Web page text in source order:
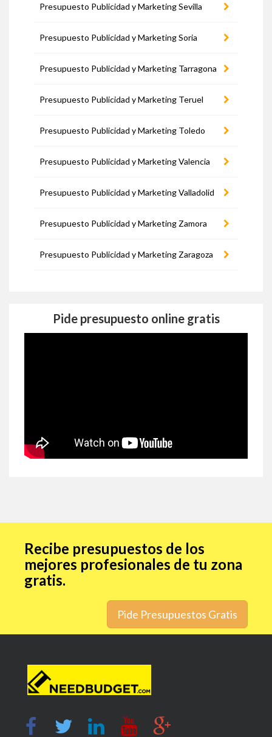
Presupuesto Publicidad y Marketing Sevilla
Presupuesto Publicidad y Marketing Soria
Presupuesto Publicidad y Marketing Tarragona
Presupuesto Publicidad y Marketing Teruel
Presupuesto Publicidad y Marketing Toledo
Presupuesto Publicidad y Marketing Valencia
Presupuesto Publicidad y Marketing Valladolid
Presupuesto Publicidad y Marketing Zamora
Presupuesto Publicidad y Marketing Zaragoza
Pide presupuesto online gratis
Recibe presupuestos de los
mejores profesionales de tu zona
gratis.
Pide Presupuestos Gratis